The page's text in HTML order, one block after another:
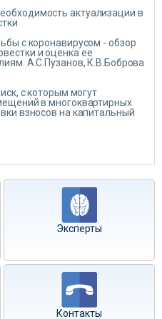
актуализации в
с коронавирусом - обзор
и оценка ее
А.С.Пузанов, К.В.Боброва
с которым могут
в многоквартирных
взносов на капитальный
Эксперты
Контакты